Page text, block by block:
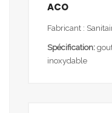
ACO
Fabricant :
Spécification:
inoxydable